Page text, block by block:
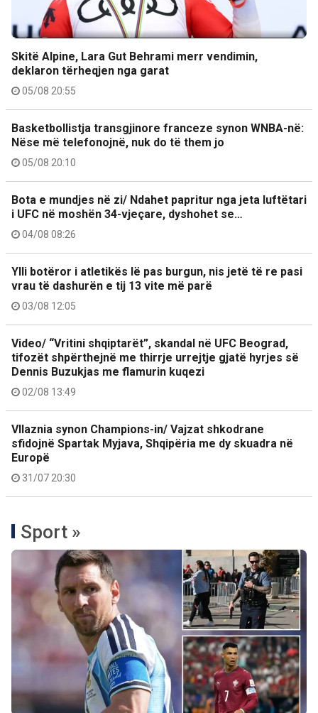
Skitë Alpine, Lara Gut Behrami merr vendimin,
deklaron tërheqjen nga garat
05/08 20:55
Basketbollistja transgjinore franceze synon WNBA-në:
Nëse më telefonojnë, nuk do të them jo
05/08 20:10
Bota e mundjes në zi/ Ndahet papritur nga jeta luftëtari
i UFC në moshën 34-vjeçare, dyshohet se…
04/08 08:26
Ylli botëror i atletikës lë pas burgun, nis jetë të re pasi
vrau të dashurën e tij 13 vite më parë
03/08 12:05
Video/ “Vritini shqiptarët”, skandal në UFC Beograd,
tifozët shpërthejnë me thirrje urrejtje gjatë hyrjes së
Dennis Buzukjas me flamurin kuqezi
02/08 13:49
Vllaznia synon Champions-in/ Vajzat shkodrane
sfidojnë Spartak Myjava, Shqipëria me dy skuadra në
Europë
31/07 20:30
Sport »